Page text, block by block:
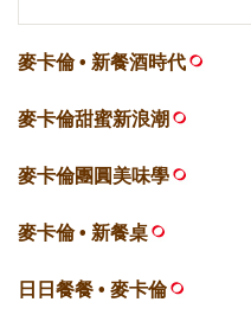
麥卡倫 • 新餐酒時代
麥卡倫甜蜜新浪潮
麥卡倫團圓美味學
麥卡倫 • 新餐桌
日日餐餐 • 麥卡倫